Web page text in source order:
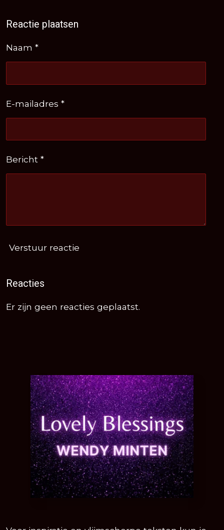
e
l
r
e
Reactie plaatsen
Naam *
E-mailadres *
Bericht *
Verstuur reactie
Reacties
Er zijn geen reacties geplaatst.